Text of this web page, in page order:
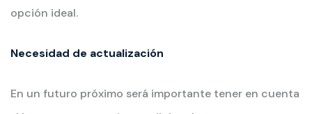
opción ideal.
Necesidad de actualización
En un futuro próximo será importante tener en cuenta